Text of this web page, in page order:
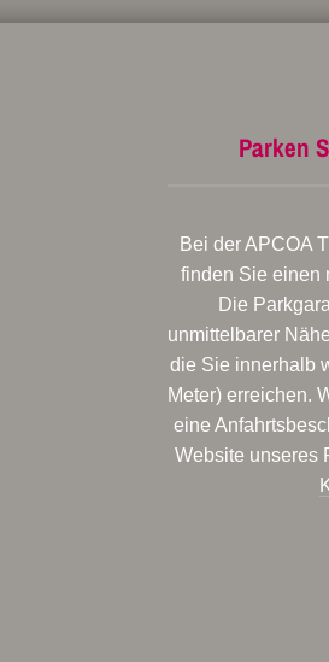
Parken
Bei der APCOA
finden Sie einen
Die
unmittelbarer
die Sie innerhalb
Meter) erreichen.
eine
Website unseres